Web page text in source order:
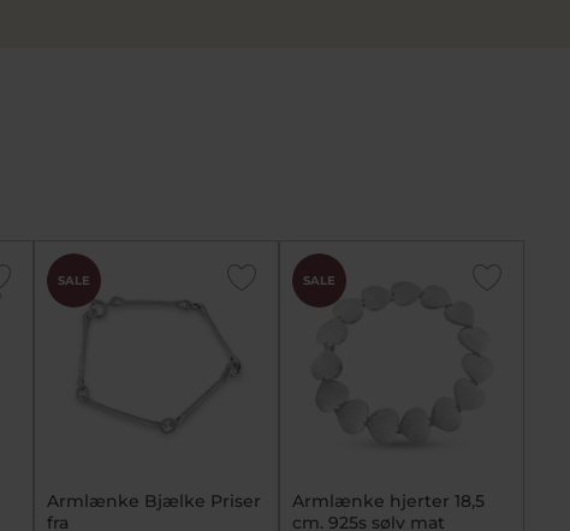
SALE
Armlænke Bjælke Priser
fra
SALE
Armlænke hjerter 18,5
cm. 925s sølv mat